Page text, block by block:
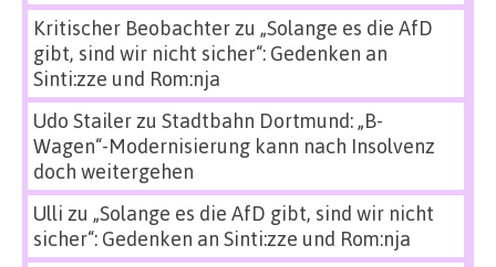
Kritischer Beobachterzu „Solange es die AfD
gibt, sind wir nicht sicher“: Gedenken an
Sinti:zze und Rom:nja
Udo Stailerzu Stadtbahn Dortmund: „B-
Wagen“-Modernisierung kann nach Insolvenz
doch weitergehen
Ulli zu „Solange es die AfD gibt, sind wir nicht
sicher“: Gedenken an Sinti:zze und Rom:nja